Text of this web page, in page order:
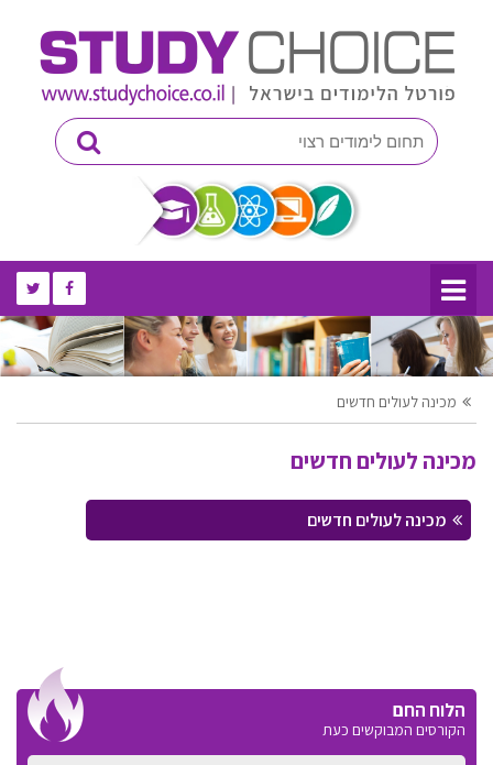
מכינה לעולים חדשים
מכינה לעולים חדשים
מכינה לעולים חדשים
הלוח החם
הקורסים המבוקשים כעת